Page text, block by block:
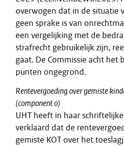
overwogen dat in de situatie
geen sprake is van
een vergelijking met de
strafrecht gebruikelijk zijn,
gaat. De Commissie acht het
punten ongegrond.
Rentevergoeding over gemiste
(component o)
UHT heeft in haar
verklaard dat de
gemiste KOT over het